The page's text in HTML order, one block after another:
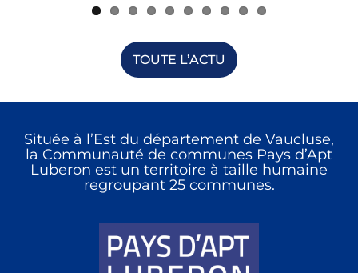
TOUTE L’ACTU
Située à l’Est du département de Vaucluse,
la Communauté de communes Pays d’Apt
Luberon est un territoire à taille humaine
regroupant 25 communes.